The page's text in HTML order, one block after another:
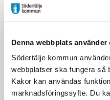
Denna webbplats använder
Södertälje kommun
webbplatser ska fungera så
Kakor kan användas
marknadsföringssyfte. Du
Birgit Brunklaus och
hållbarhet påRISE
en livscykelanalys av
de uppkopplade
tömningsförfarandet.